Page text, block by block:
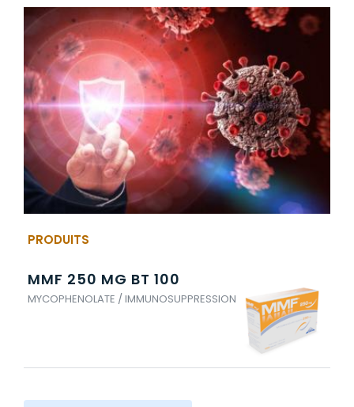
PRODUITS
MMF 250 MG BT 100
MYCOPHENOLATE / IMMUNOSUPPRESSION